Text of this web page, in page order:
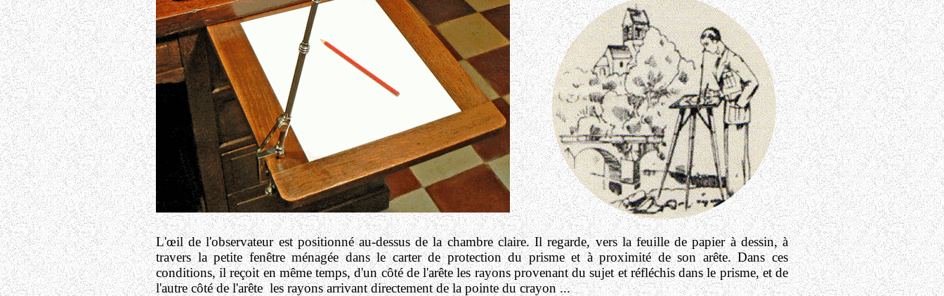
L'œil de l'observateur est positionné au-dessus de la chambre claire. Il regarde, vers la feuille de papier à dessin, à
travers la petite fenêtre ménagée dans le carter de protection du prisme et à proximité de son arête. Dans ces
conditions, il reçoit en même temps, d'un côté de l'arête les rayons provenant du sujet et réfléchis dans le prisme, et de
l'autre côté de l'arête les rayons arrivant directement de la pointe du crayon ...